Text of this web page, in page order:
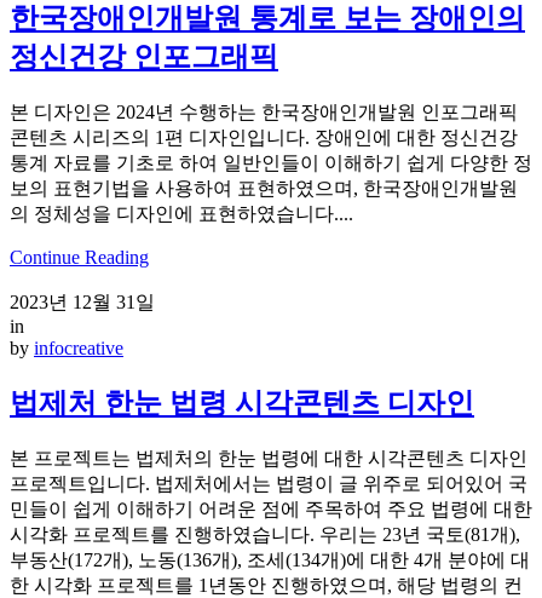
한국장애인개발원 통계로 보는 장애인의
정신건강 인포그래픽
본 디자인은 2024년 수행하는 한국장애인개발원 인포그래픽
콘텐츠 시리즈의 1편 디자인입니다. 장애인에 대한 정신건강
통계 자료를 기초로 하여 일반인들이 이해하기 쉽게 다양한 정
보의 표현기법을 사용하여 표현하였으며, 한국장애인개발원
의 정체성을 디자인에 표현하였습니다....
Continue Reading
2023년 12월 31일
in
by infocreative
법제처 한눈 법령 시각콘텐츠 디자인
본 프로젝트는 법제처의 한눈 법령에 대한 시각콘텐츠 디자인
프로젝트입니다. 법제처에서는 법령이 글 위주로 되어있어 국
민들이 쉽게 이해하기 어려운 점에 주목하여 주요 법령에 대한
시각화 프로젝트를 진행하였습니다. 우리는 23년 국토(81개),
부동산(172개), 노동(136개), 조세(134개)에 대한 4개 분야에 대
한 시각화 프로젝트를 1년동안 진행하였으며, 해당 법령의 컨